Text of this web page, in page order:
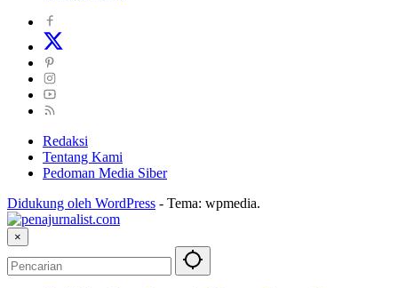
Redaksi
Tentang Kami
Pedoman Media Siber
Didukung oleh WordPress - Tema: wpmedia.
×